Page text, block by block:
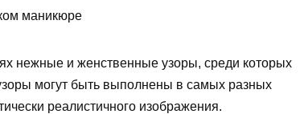
маникюре
нежные и женственные узоры, среди которых
могут быть выполнены в самых разных
реалистичного изображения.